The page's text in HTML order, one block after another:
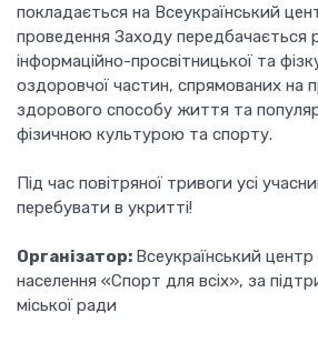
покладається на Всеукраїнський
проведення Заходу передбачається
інформаційно-просвітницької та
оздоровчої частин, спрямованих на
здорового способу життя та
фізичною культурою та спорту.
Під час повітряної тривоги усі
перебувати в укритті!
Організатор: Всеукраїнський
населення «Спорт для всіх», за
міської ради